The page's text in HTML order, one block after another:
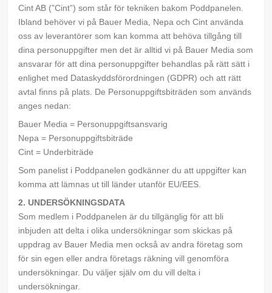
Cint AB (”Cint”) som står för tekniken bakom Poddpanelen.
Ibland behöver vi på Bauer Media, Nepa och Cint använda
oss av leverantörer som kan komma att behöva tillgång till
dina personuppgifter men det är alltid vi på Bauer Media som
ansvarar för att dina personuppgifter behandlas på rätt sätt i
enlighet med Dataskyddsförordningen (GDPR) och att rätt
avtal finns på plats. De Personuppgiftsbiträden som används
anges nedan:
Bauer Media = Personuppgiftsansvarig
Nepa = Personuppgiftsbiträde
Cint = Underbiträde
Som panelist i Poddpanelen godkänner du att uppgifter kan
komma att lämnas ut till länder utanför EU/EES.
2. UNDERSÖKNINGSDATA
Som medlem i Poddpanelen är du tillgänglig för att bli
inbjuden att delta i olika undersökningar som skickas på
uppdrag av Bauer Media men också av andra företag som
för sin egen eller andra företags räkning vill genomföra
undersökningar. Du väljer själv om du vill delta i
undersökningar.